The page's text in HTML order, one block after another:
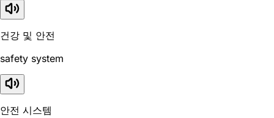
건강 및 안전
safety system
안전 시스템